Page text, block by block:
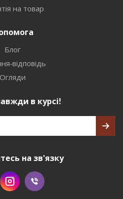
на товар
Блог
відповідь
Огляди
в курсі!
на зв'язку